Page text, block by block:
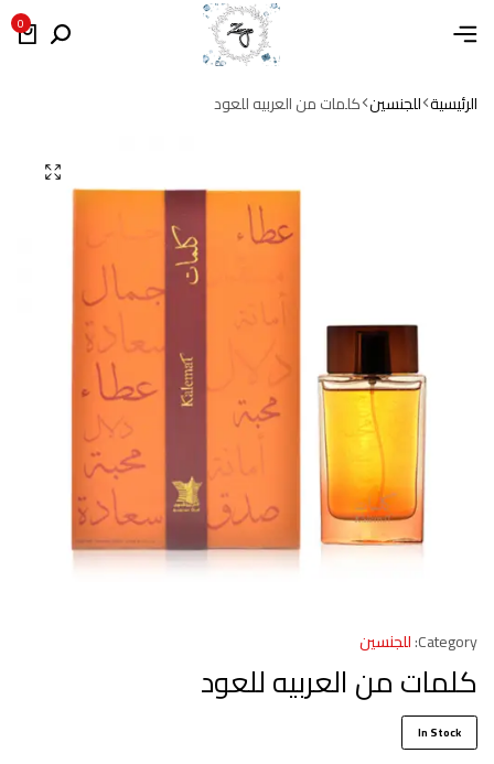
0
الرئيسية للجنسين كلمات من العربيه للعود
Category: للجنسين
كلمات من العربيه للعود
In Stock